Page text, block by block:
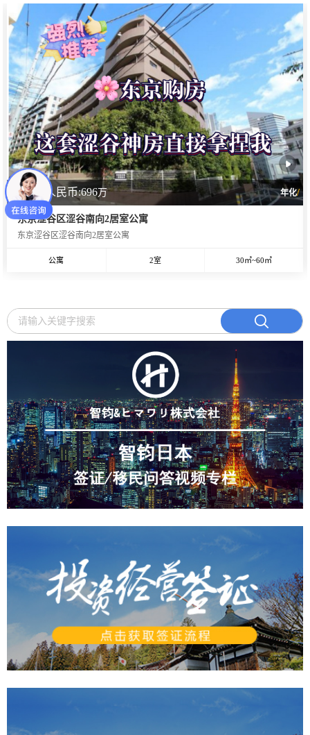
CNY人民币:696万 年化/
东京涩谷区涩谷南向2居室公寓
东京涩谷区涩谷南向2居室公寓
公寓 2室 30㎡~60㎡